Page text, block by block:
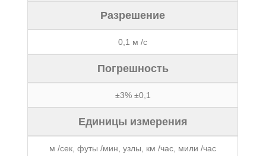
Разрешение
0,1 м /с
Погрешность
±3% ±0,1
Единицы измерения
м /сек, футы /мин, узлы, км /час, мили /час